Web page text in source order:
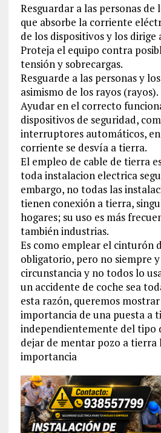
Resguardar a las personas
que absorbe la corriente
de los dispositivos y los dirige
Proteja el equipo contra
tensión y sobrecargas.
Resguarde a las personas y
asimismo de los rayos (rayos).
Ayudar en el correcto
dispositivos de seguridad,
interruptores automáticos,
corriente se desvía a tierra.
El empleo de cable de tierra
toda instalacion electrica
embargo, no todas las
tienen conexión a tierra,
hogares; su uso es más
también industrias.
Es como emplear el cinturón
obligatorio, pero no siempre
circunstancia y no todos lo
un accidente de coche sea
esta razón, queremos
importancia de una puesta a
independientemente del tipo
dejar de mentar pozo a tierra
importancia